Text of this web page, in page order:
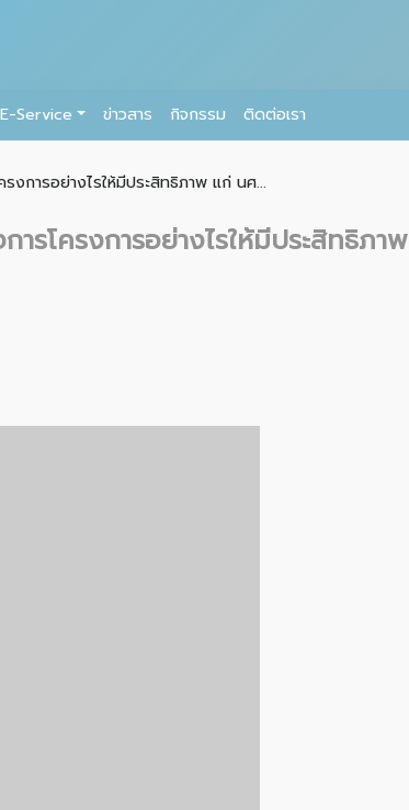
E-Service ข่าวสาร กิจกรรม ติดต่อเรา
รงการอย่างไรให้มีประสิทธิภาพ แก่ นศ...
ารโครงการอย่างไรให้มีประสิทธิภาพ